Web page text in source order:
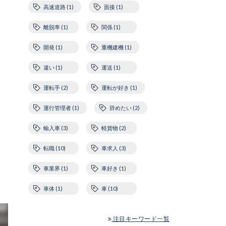
高速道路 (1) 面接 (1)
離脱率 (1) 関係 (1)
開発 (1) 重機建機 (1)
違い (1) 運送 (1)
運転手 (2) 運転が好き (1)
運行管理者 (1) 辞めたい (2)
輸入車 (3) 軽貨物 (2)
転職 (10) 車求人 (3)
車業界 (1) 車好き (1)
車体 (1) 車 (10)
注目キーワード一覧